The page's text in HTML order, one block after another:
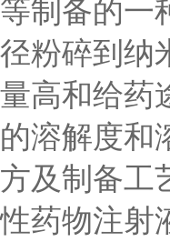
等制备的一
径粉碎到纳
量高和给药
的溶解度和
方及制备工
性药物注射